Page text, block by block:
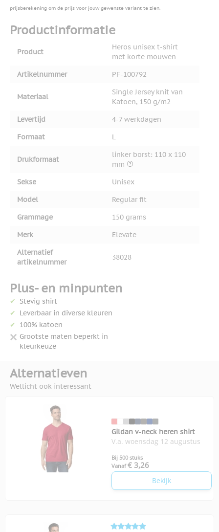
prijsberekening om de prijs voor jouw gewenste variant te zien.
Productinformatie
Product
Heros unisex t-shirt
met korte mouwen
Artikelnummer
PF-100792
Materiaal
Single Jersey knit van
Katoen, 150 g/m2
Levertijd
4-7 werkdagen
Formaat
L
Drukformaat
linker borst: 110 x 110
mm
Sekse
Unisex
Model
Regular fit
Grammage
150 grams
Merk
Elevate
Alternatief
artikelnummer
38028
Plus- en minpunten
Stevig shirt
Leverbaar in diverse kleuren
100% katoen
Grootste maten beperkt in
kleurkeuze
Alternatieven
Wellicht ook interessant
Gildan v-neck heren shirt
V.a. woensdag 12 augustus
Bij 500 stuks
Vanaf € 3,26
Bekijk